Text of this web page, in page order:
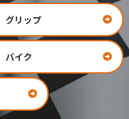
グリップ
バイク